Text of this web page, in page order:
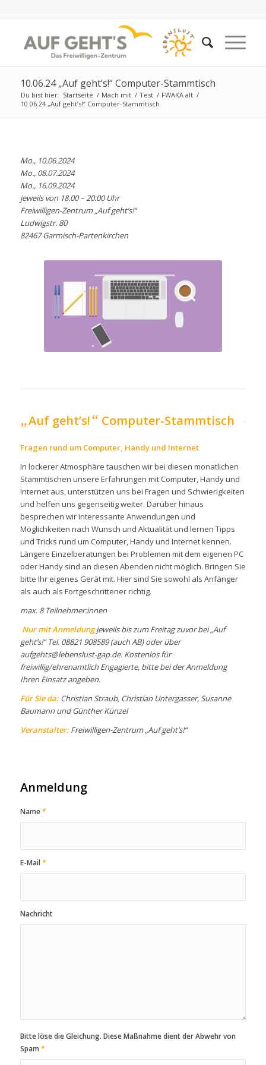
10.06.24 „Auf geht’s!“ Computer-Stammtisch
Du bist hier: Startseite / Mach mit / Test / FWAKA alt /
10.06.24 „Auf geht’s!“ Computer-Stammtisch
Mo., 10.06.2024
Mo., 08.07.2024
Mo., 16.09.2024
jeweils von 18.00 – 20.00 Uhr
Freiwilligen-Zentrum „Auf geht’s!“
Ludwigstr. 80
82467 Garmisch-Partenkirchen
„Auf geht’s!“ Computer-Stammtisch
Fragen rund um Computer, Handy und Internet
In lockerer Atmosphäre tauschen wir bei diesen monatlichen
Stammtischen unsere Erfahrungen mit Computer, Handy und
Internet aus, unterstützen uns bei Fragen und Schwierigkeiten
und helfen uns gegenseitig weiter. Darüber hinaus
besprechen wir interessante Anwendungen und
Möglichkeiten nach Wunsch und Aktualität und lernen Tipps
und Tricks rund um Computer, Handy und Internet kennen.
Längere Einzelberatungen bei Problemen mit dem eigenen PC
oder Handy sind an diesen Abenden nicht möglich. Bringen Sie
bitte Ihr eigenes Gerät mit. Hier sind Sie sowohl als Anfänger
als auch als Fortgeschrittener richtig.
max. 8 Teilnehmer:innen
Nur mit Anmeldungjeweils bis zum Freitag zuvor bei „Auf
geht’s!“ Tel. 08821 908589 (auch AB) oder über
aufgehts@lebenslust-gap.de. Kostenlos für
freiwillig/ehrenamtlich Engagierte, bitte bei der Anmeldung
Ihren Einsatz angeben.
Für Sie da:Christian Straub, Christian Untergasser, Susanne
Baumann und Günther Künzel
Veranstalter:Freiwilligen-Zentrum „Auf geht’s!“
Anmeldung
Name*
E-Mail *
Nachricht
Bitte löse die Gleichung. Diese Maßnahme dient der Abwehr von
Spam *